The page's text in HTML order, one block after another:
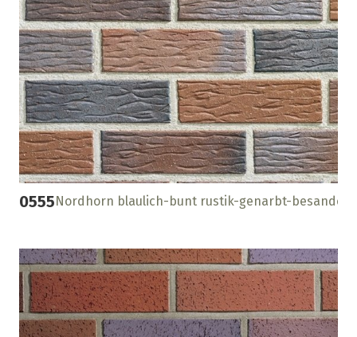
0555Nordhorn blaulich-bunt rustik-genarbt-besandet